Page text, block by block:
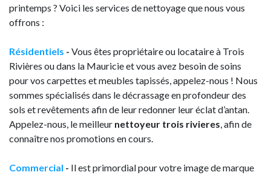
printemps ? Voici les services de nettoyage que nous vous
offrons :
Résidentiels - Vous êtes propriétaire ou locataire à Trois
Rivières ou dans la Mauricie et vous avez besoin de soins
pour vos carpettes et meubles tapissés, appelez-nous ! Nous
sommes spécialisés dans le décrassage en profondeur des
sols et revêtements afin de leur redonner leur éclat d’antan.
Appelez-nous, le meilleur nettoyeur trois rivieres , afin de
connaître nos promotions en cours.
Commercial - Il est primordial pour votre image de marque